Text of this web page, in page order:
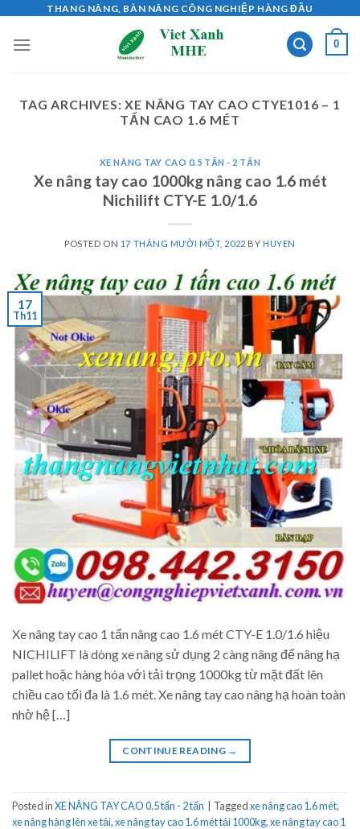
content
THANG NÂNG, BÀN NÂNG CÔNG NGHIỆP HÀNG ĐẦU
0
TAG ARCHIVES:XE NÂNG TAY CAO CTYE1016 – 1
TẤN CAO 1.6 MÉT
XE NÂNG TAY CAO 0.5 TẤN - 2 TẤN
Xe nâng tay cao 1000kg nâng cao 1.6 mét
Nichilift CTY-E 1.0/1.6
POSTED ON 17 THÁNG MƯỜI MỘT, 2022 BY HUYEN
17
Th11
Xe nâng tay cao 1 tấn nâng cao 1.6 mét CTY-E 1.0/1.6 hiệu
NICHILIFT là dòng xe nâng sử dụng 2 càng nâng để nâng hạ
pallet hoặc hàng hóa với tải trọng 1000kg từ mặt đất lên
chiều cao tối đa là 1.6 mét. Xe nâng tay cao nâng hạ hoàn toàn
nhờ hệ […]
CONTINUE READING →
Posted inXE NÂNG TAY CAO 0.5 tấn - 2 tấn Taggedxe nâng cao 1.6 mét,
xe nâng hàng lên xe tải,xe nâng tay cao 1.6 mét tải 1000kg,xe nâng tay cao 1